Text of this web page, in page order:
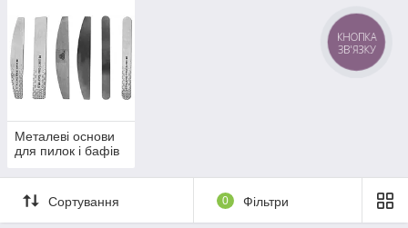
Металеві основи
для пилок і бафів
Сортування 0 Фільтри
КНОПКА
ЗВ'ЯЗКУ